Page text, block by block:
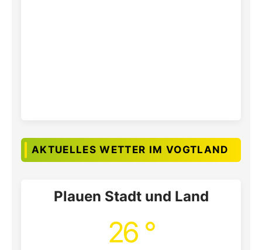
AKTUELLES WETTER IM VOGTLAND
Plauen Stadt und Land
26 °